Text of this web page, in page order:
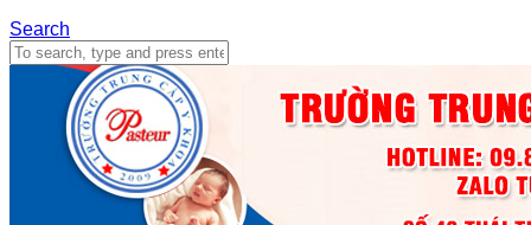
Search